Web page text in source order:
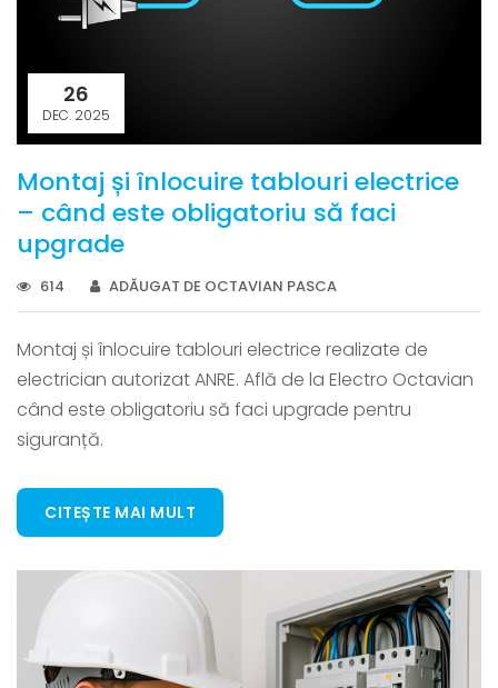
26
DEC. 2025
Montaj și înlocuire tablouri electrice
– când este obligatoriu să faci
upgrade
614 ADĂUGAT DE OCTAVIAN PASCA
Montaj și înlocuire tablouri electrice realizate de
electrician autorizat ANRE. Află de la Electro Octavian
când este obligatoriu să faci upgrade pentru
siguranță.
CITEȘTE MAI MULT